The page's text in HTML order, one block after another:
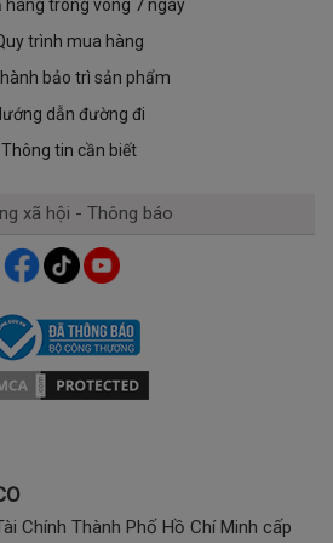
trong vòng 7 ngày
trình mua hàng
bảo trì sản phẩm
dẫn đường đi
tin cần biết
xã hội - Thông báo
Chính Thành Phố Hồ Chí Minh cấp